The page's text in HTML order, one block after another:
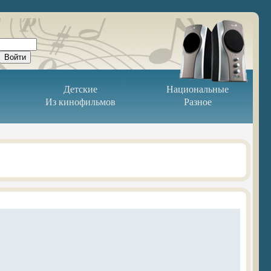
Детские
Национальные
Из кинофильмов
Разное